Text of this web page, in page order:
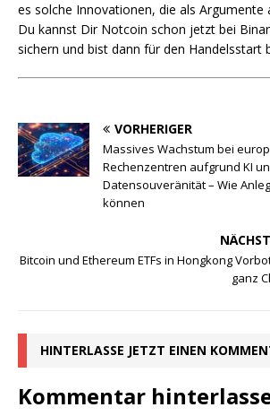
es solche Innovationen, die als Argumente
Du kannst Dir Notcoin schon jetzt bei
sichern und bist dann für den Handelsstart
VORHERIGER
Massives Wachstum bei
Rechenzentren aufgrund KI
Datensouveränität – Wie
können
Bitcoin und Ethereum ETFs in Hongkong
ganz
HINTERLASSE JETZT EINEN
Kommentar